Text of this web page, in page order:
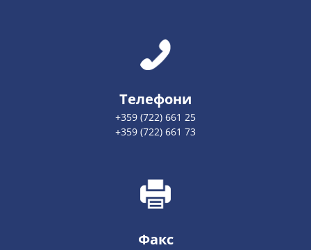
Телефони
+359 (722) 661 25
+359 (722) 661 73
Факс